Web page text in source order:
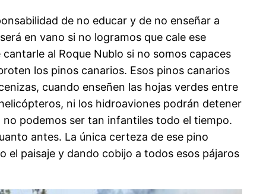
de no educar y de no enseñar a
en vano si no logramos que cale ese
al Roque Nublo si no somos capaces
los pinos canarios. Esos pinos canarios
cuando enseñen las hojas verdes entre
ni los hidroaviones podrán detener
podemos ser tan infantiles todo el tiempo.
antes. La única certeza de ese pino
el paisaje y dando cobijo a todos esos pájaros